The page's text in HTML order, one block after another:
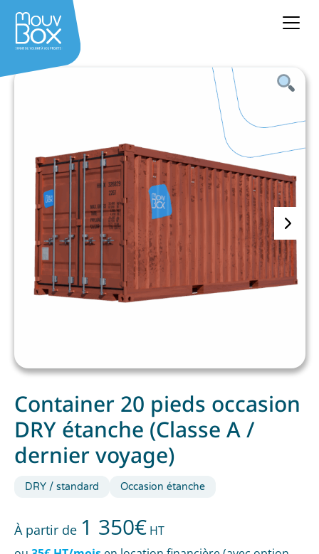
Container 20 pieds occasion
DRY étanche (Classe A /
dernier voyage)
DRY / standard Occasion étanche
À partir de 1 350€HT